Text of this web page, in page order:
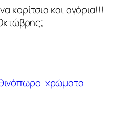
κορίτσια και αγόρια!!!
χρώματα